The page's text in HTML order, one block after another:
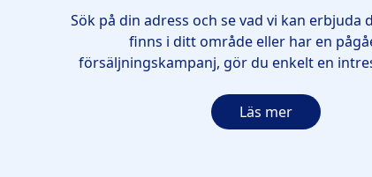
Sök på din adress och se vad vi kan erbjuda
finns i ditt område eller har en
försäljningskampanj, gör du enkelt en
Läs mer